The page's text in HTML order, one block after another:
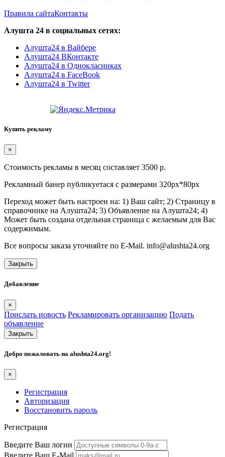
Правила сайтаКонтакты
Алушта 24 в социальных сетях:
Алушта24 в Вайбере
Алушта24 ВКонтакте
Алушта24 в Однокласниках
Алушта24 в FaceBook
Алушта24 в Twitter
Купить рекламу
×
Стоимость рекламы в месяц составляет 3500 р.
Рекламный банер публикуетася с размерами 320px*80px
Переход может быть настроен на: 1) Ваш сайт; 2) Страницу в
справочнике на Алушта24; 3) Объявление на Алушта24; 4)
Может быть создана отдельная страница с желаемым для Вас
содержимым.
Все вопросы заказа уточняйте по E-Mail. info@alushta24.org
Закрыть
Добавление
×
Прислать новость Рекламировать организацию Подать
объявление
Закрыть
Добро пожаловать на alushta24.org!
×
Регистрация
Авторизация
Восстановить пароль
Регистрация
Введите Ваш логин
Введите Ваш E-Mail